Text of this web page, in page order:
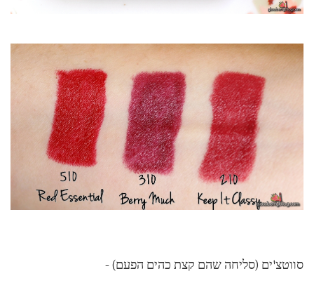
סווטצ'ים (סליחה שהם קצת כהים הפעם) -